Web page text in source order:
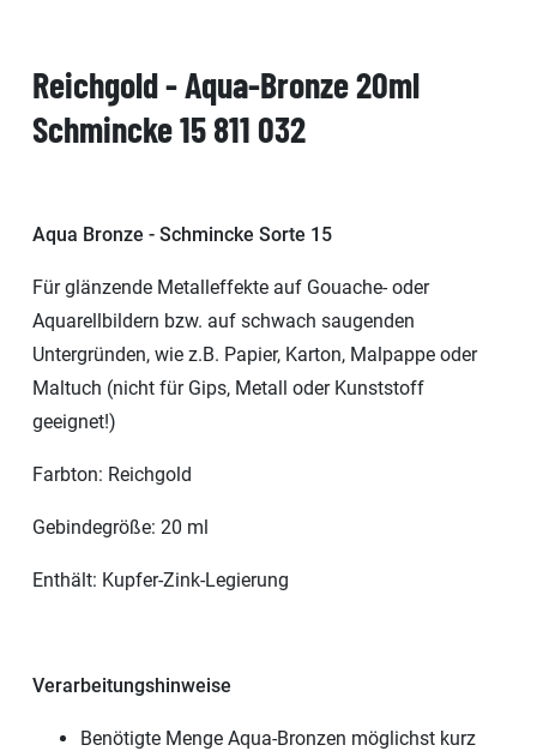
Reichgold - Aqua-Bronze 20ml
Schmincke 15 811 032
Aqua Bronze - Schmincke Sorte 15
Für glänzende Metalleffekte auf Gouache- oder
Aquarellbildern bzw. auf schwach saugenden
Untergründen, wie z.B. Papier, Karton, Malpappe oder
Maltuch (nicht für Gips, Metall oder Kunststoff
geeignet!)
Farbton: Reichgold
Gebindegröße: 20 ml
Enthält: Kupfer-Zink-Legierung
Verarbeitungshinweise
Benötigte Menge Aqua-Bronzen möglichst kurz